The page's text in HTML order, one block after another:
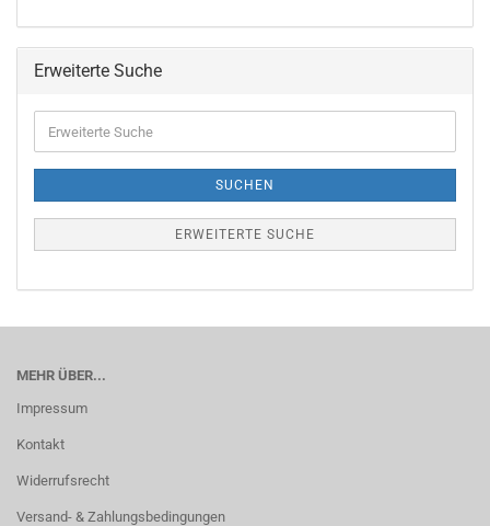
Erweiterte Suche
Suche
SUCHEN
ERWEITERTE SUCHE
MEHR ÜBER...
Impressum
Kontakt
Widerrufsrecht
Versand- & Zahlungsbedingungen